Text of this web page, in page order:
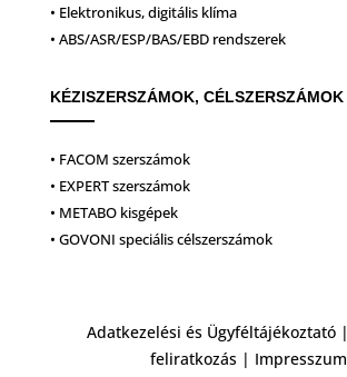
• Elektronikus, digitális klíma
• ABS/ASR/ESP/BAS/EBD rendszerek
KÉZISZERSZÁMOK, CÉLSZERSZÁMOK
• FACOM szerszámok
• EXPERT szerszámok
• METABO kisgépek
• GOVONI speciális célszerszámok
Adatkezelési és Ügyféltájékoztató |
feliratkozás | Impresszum